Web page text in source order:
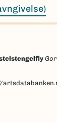
arter/